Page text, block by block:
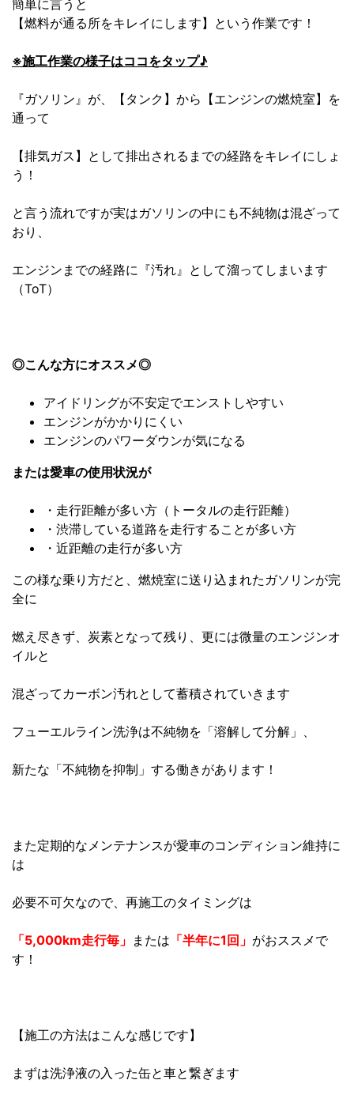
簡単に言うと
【燃料が通る所をキレイにします】という作業です！
※施工作業の様子はココをタップ♪
『ガソリン』が、【タンク】から【エンジンの燃焼室】を
通って
【排気ガス】として排出されるまでの経路をキレイにしょ
う！
と言う流れですが実はガソリンの中にも不純物は混ざって
おり、
エンジンまでの経路に『汚れ』として溜ってしまいます
（ToT）
◎こんな方にオススメ◎
アイドリングが不安定でエンストしやすい
エンジンがかかりにくい
エンジンのパワーダウンが気になる
または愛車の使用状況が
・走行距離が多い方（トータルの走行距離）
・渋滞している道路を走行することが多い方
・近距離の走行が多い方
この様な乗り方だと、燃焼室に送り込まれたガソリンが完
全に
燃え尽きず、炭素となって残り、更には微量のエンジンオ
イルと
混ざってカーボン汚れとして蓄積されていきます
フューエルライン洗浄は不純物を「溶解して分解」、
新たな「不純物を抑制」する働きがあります！
また定期的なメンテナンスが愛車のコンディション維持に
は
必要不可欠なので、再施工のタイミングは
「5,000km走行毎」 または 「半年に1回」 がおススメで
す！
【施工の方法はこんな感じです】
まずは洗浄液の入った缶と車と繋ぎます